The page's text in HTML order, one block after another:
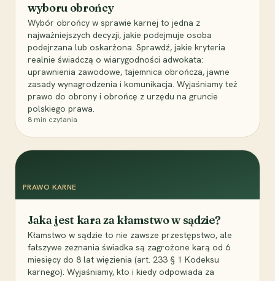
wyboru obrońcy
Wybór obrońcy w sprawie karnej to jedna z
najważniejszych decyzji, jakie podejmuje osoba
podejrzana lub oskarżona. Sprawdź, jakie kryteria
realnie świadczą o wiarygodności adwokata:
uprawnienia zawodowe, tajemnica obrończa, jawne
zasady wynagrodzenia i komunikacja. Wyjaśniamy też
prawo do obrony i obrońcę z urzędu na gruncie
polskiego prawa.
8 min czytania
PRAWO KARNE
Jaka jest kara za kłamstwo w sądzie?
Kłamstwo w sądzie to nie zawsze przestępstwo, ale
fałszywe zeznania świadka są zagrożone karą od 6
miesięcy do 8 lat więzienia (art. 233 § 1 Kodeksu
karnego). Wyjaśniamy, kto i kiedy odpowiada za